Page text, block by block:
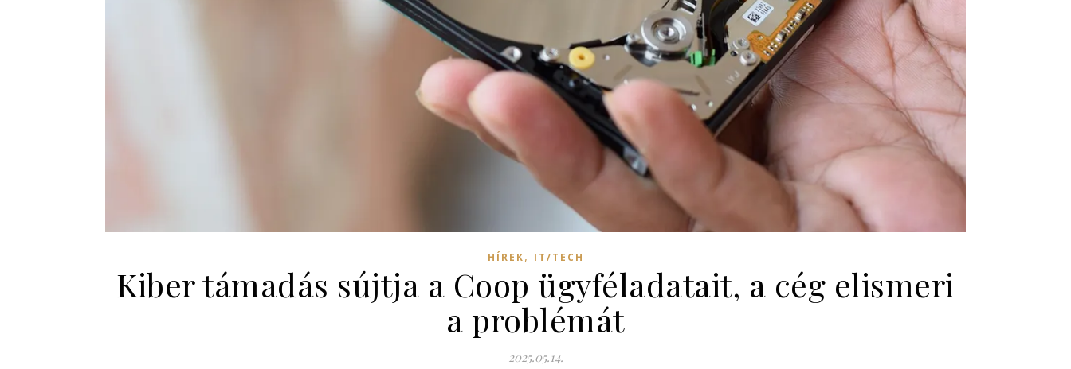
HÍREK, IT/TECH
Kiber támadás sújtja a Coop ügyféladatait, a cég elismeri
a problémát
2025.05.14.